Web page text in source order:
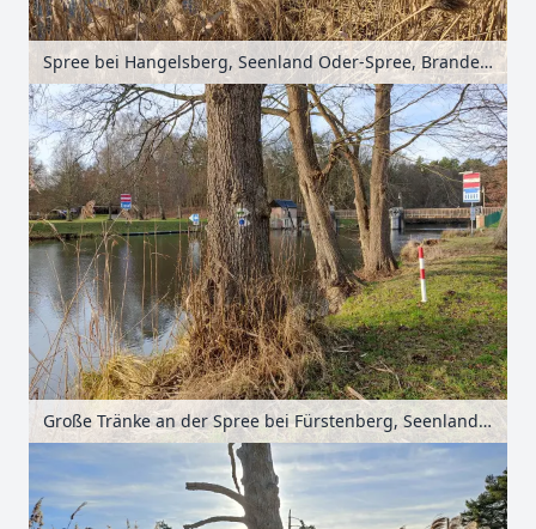
Spree bei Hangelsberg, Seenland Oder-Spree, Brandenburg, Deutschland
Große Tränke an der Spree bei Fürstenberg, Seenland Oder-Spree, Brandenburg, Deutschland